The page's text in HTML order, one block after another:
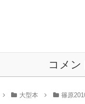
コメン
大型本 篠原